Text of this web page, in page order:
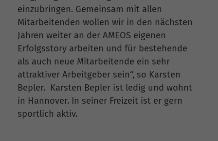
einzubringen. Gemeinsam mit allen
Mitarbeitenden wollen wir in den nächsten
Jahren weiter an der AMEOS eigenen
Erfolgsstory arbeiten und für bestehende
als auch neue Mitarbeitende ein sehr
attraktiver Arbeitgeber sein“, so Karsten
Bepler. Karsten Bepler ist ledig und wohnt
in Hannover. In seiner Freizeit ist er gern
sportlich aktiv.